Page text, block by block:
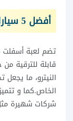
أفضل 5 سيارات في لعبة اسفلت 8 مجاناً
تضم لعبة أسفلت 8 أكثر من
قابلة للترقية من
النيترو، ما
الخاص.كما و
شركات شهيرة